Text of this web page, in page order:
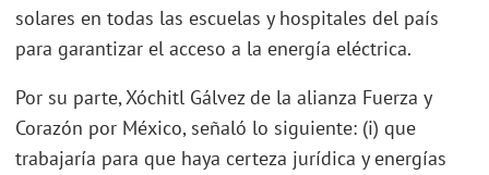
solares en todas las escuelas y hospitales del país
para garantizar el acceso a la energía eléctrica.
Por su parte, Xóchitl Gálvez de la alianza Fuerza y
Corazón por México, señaló lo siguiente: (i) que
trabajaría para que haya certeza jurídica y energías